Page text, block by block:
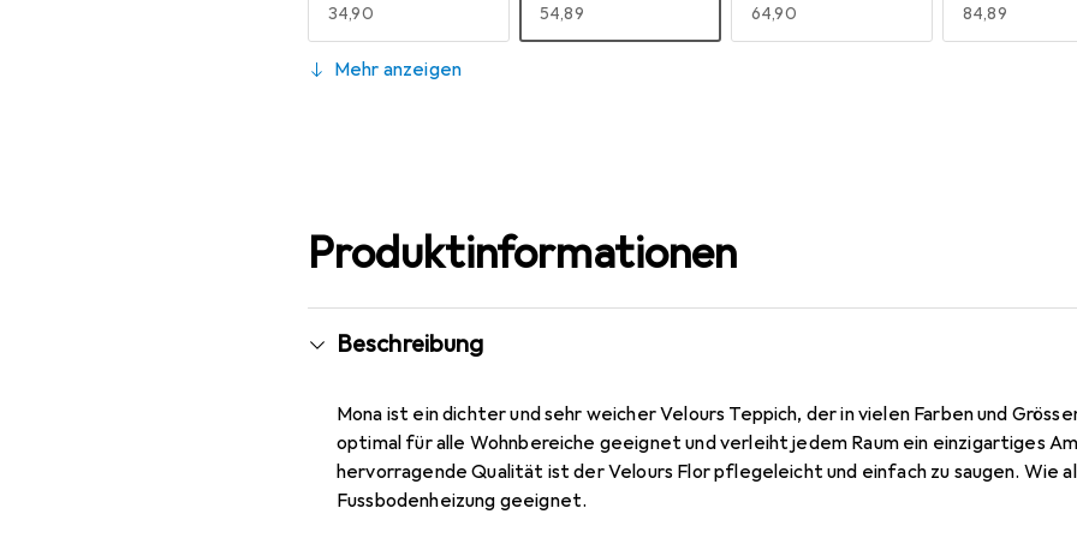
EUR
34,90 EUR
54,89 EUR
64,90 EUR
84,89
140 x 200 cm
EUR
64,90
Mehr anzeigen
Produktinformationen
Beschreibung
Mona ist ein dichter und sehr weicher Velours Teppich, der in vielen Farben und
optimal für alle Wohnbereiche geeignet und verleiht jedem Raum ein einzigartiges
hervorragende Qualität ist der Velours Flor pflegeleicht und einfach zu saugen. Wie
Fussbodenheizung geeignet.